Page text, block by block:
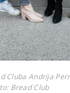
Cluba Andrija
Bread Club